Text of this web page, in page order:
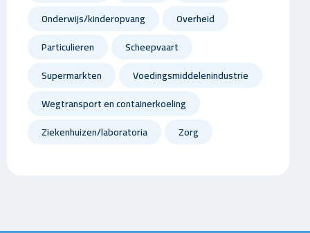
Onderwijs/kinderopvang
Overheid
Particulieren
Scheepvaart
Supermarkten
Voedingsmiddelenindustrie
Wegtransport en containerkoeling
Ziekenhuizen/laboratoria
Zorg